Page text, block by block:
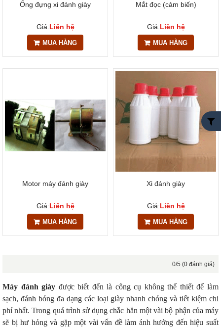
Ống đựng xi đánh giày
Giá:Liên hệ
MUA HÀNG
Mắt đọc (cảm biến)
Giá:Liên hệ
MUA HÀNG
Motor máy đánh giày
Giá:Liên hệ
MUA HÀNG
Xi đánh giày
Giá:Liên hệ
MUA HÀNG
0/5 (0 đánh giá)
Máy đánh giày được biết đến là công cụ không thể thiết để làm
sạch, đánh bóng đa dạng các loại giày nhanh chóng và tiết kiệm chi
phí nhất. Trong quá trình sử dụng chắc hẳn một vài bộ phận của máy
sẽ bị hư hỏng và gặp một vài vấn đề làm ánh hưởng đến hiệu suất